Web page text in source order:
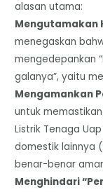
alasan utama:
​Mengutamakan
menegaskan
mengedepankan
galanya”, yaitu
​Mengamankan
untuk
Listrik Tenaga
domestik lainnya
benar-benar
​Menghindari